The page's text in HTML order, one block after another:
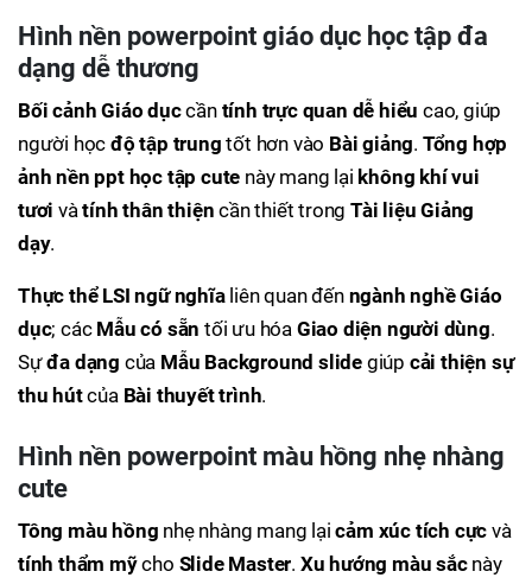
Hình nền powerpoint giáo dục học tập đa
dạng dễ thương
Bối cảnh Giáo dụccần tính trực quan dễ hiểu cao, giúp
người họcđộ tập trung tốt hơn vào Bài giảng. Tổng hợp
ảnh nền ppt học tập cute này mang lại không khí vui
tươi vàtính thân thiện cần thiết trongTài liệu Giảng
dạy.
Thực thể LSI ngữ nghĩaliên quan đến ngành nghềGiáo
dục; các Mẫu có sẵn tối ưu hóa Giao diện người dùng.
Sựđa dạng của Mẫu Background slide giúp cải thiện sự
thu hútcủa Bài thuyết trình.
Hình nền powerpoint màu hồng nhẹ nhàng
cute
Tông màu hồng nhẹ nhàng mang lạicảm xúc tích cực và
tính thẩm mỹcho Slide Master. Xu hướng màu sắcnày